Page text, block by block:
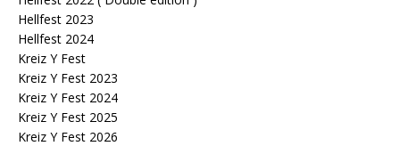
Hellfest 2023
Hellfest 2024
Kreiz Y Fest
Kreiz Y Fest 2023
Kreiz Y Fest 2024
Kreiz Y Fest 2025
Kreiz Y Fest 2026